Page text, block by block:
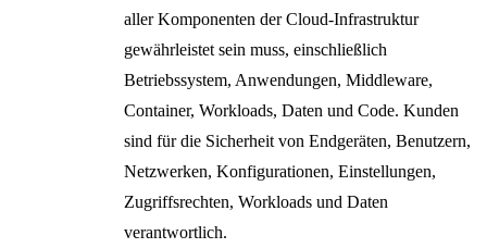
aller Komponenten der Cloud-Infrastruktur
gewährleistet sein muss, einschließlich
Betriebssystem, Anwendungen, Middleware,
Container, Workloads, Daten und Code. Kunden
sind für die Sicherheit von Endgeräten, Benutzern,
Netzwerken, Konfigurationen, Einstellungen,
Zugriffsrechten, Workloads und Daten
verantwortlich.